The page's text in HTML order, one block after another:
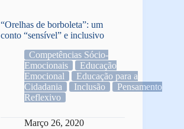
“Orelhas de borboleta”: um
conto “sensível” e inclusivo
Competências Sócio-
Emocionais
Educação
Emocional
Educação para a
Cidadania
Inclusão
Pensamento
Reflexivo
Março 26, 2020